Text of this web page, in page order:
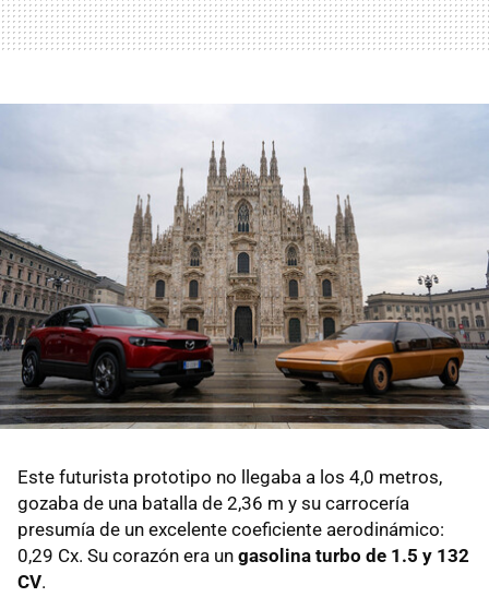
Este futurista prototipo no llegaba a los 4,0 metros,
gozaba de una batalla de 2,36 m y su carrocería
presumía de un excelente coeficiente aerodinámico:
0,29 Cx. Su corazón era un gasolina turbo de 1.5 y 132
CV.